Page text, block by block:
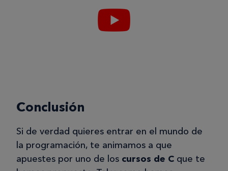
Conclusión
Si de verdad quieres entrar en el mundo de
la programación, te animamos a que
apuestes por uno de los cursos de C que te